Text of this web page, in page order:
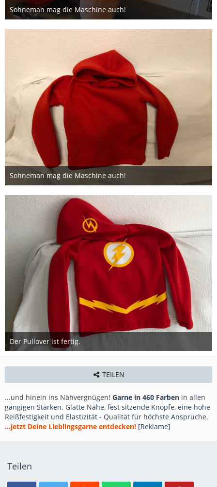
Sohneman mag die Maschine auch!
9. Oktober 2019
Sohneman mag die Maschine auch!
9. Oktober 2019
Der Pullover ist fertig.
10. Oktober 2019
TEILEN
...und hinein ins Nähvergnügen! Garne in 460 Farben in allen
gängigen Stärken. Glatte Nähe, fest sitzende Knöpfe, eine hohe
Reißfestigkeit und Elastizität - Qualität für höchste Ansprüche.
...jetzt Deine Lieblingsgarne entdecken! [Reklame]
Teilen